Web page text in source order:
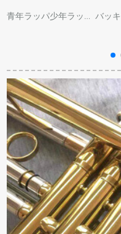
青年ラッパ少年ラッ
バッ
ッパ
す。